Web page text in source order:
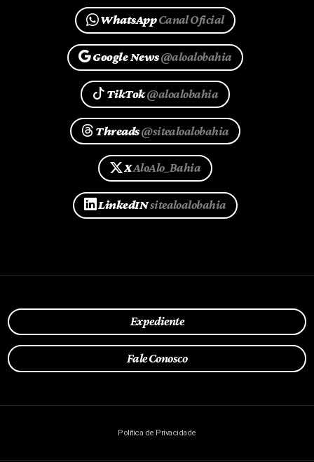
WhatsAppCanal Oficial
Google News@aloalobahia
TikTok@aloalobahia
Threads@sitealoalobahia
XAloAlo_Bahia
LinkedINsitealoalobahia
Expediente
Fale Conosco
Política de Privacidade